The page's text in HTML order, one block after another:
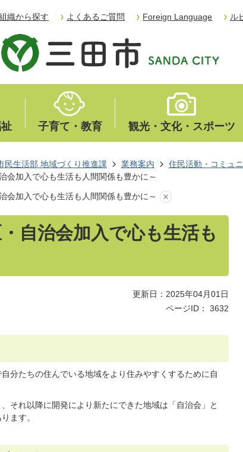
織から探す よくあるご質問 Foreign Language ル
子育て・教育 観光・文化・スポーツ
民生活部 地域づくり推進課 業務案内 住民活動・コミュ
会加入で心も生活も人間関係も豊かに～
会加入で心も生活も人間関係も豊かに～
自治会加入で心も生活も
更新日：2025年04月01日
ページID：
3632
分たちの住んでいる地域をより住みやすくするために自
それ以降に開発により新たにできた地域は「自治会」と
ます。